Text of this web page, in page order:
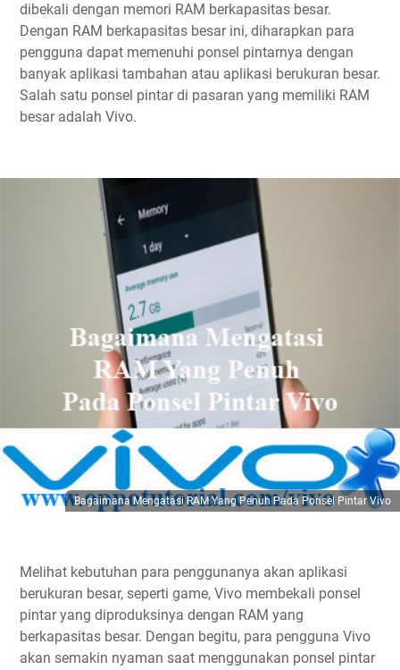
dibekali dengan memori RAM berkapasitas besar.
Dengan RAM berkapasitas besar ini, diharapkan para
pengguna dapat memenuhi ponsel pintarnya dengan
banyak aplikasi tambahan atau aplikasi berukuran besar.
Salah satu ponsel pintar di pasaran yang memiliki RAM
besar adalah Vivo.
Bagaimana Mengatasi RAM Yang Penuh Pada Ponsel Pintar Vivo
Melihat kebutuhan para penggunanya akan aplikasi
berukuran besar, seperti game, Vivo membekali ponsel
pintar yang diproduksinya dengan RAM yang
berkapasitas besar. Dengan begitu, para pengguna Vivo
akan semakin nyaman saat menggunakan ponsel pintar